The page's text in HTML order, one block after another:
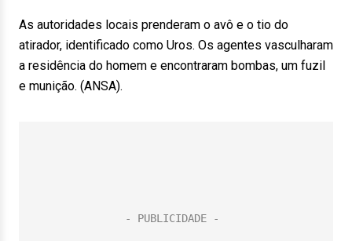
As autoridades locais prenderam o avô e o tio do
atirador, identificado como Uros. Os agentes vasculharam
a residência do homem e encontraram bombas, um fuzil
e munição. (ANSA).